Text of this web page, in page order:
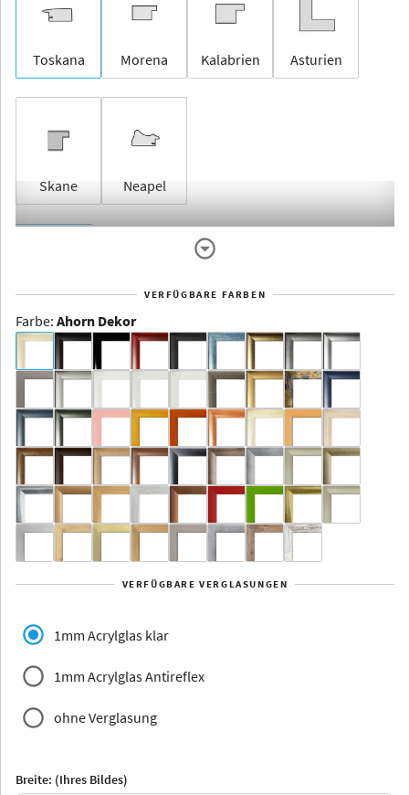
Toskana Morena Kalabrien Asturien
Skane Neapel
Dakota -
Rahmenloser
Aluminium
Yukon Alaska
Jersey Dauphine
VERFÜGBARE FARBEN
Farbe: Ahorn Dekor
VERFÜGBARE VERGLASUNGEN
1mm Acrylglas klar
1mm Acrylglas Antireflex
ohne Verglasung
Breite: (Ihres Bildes)